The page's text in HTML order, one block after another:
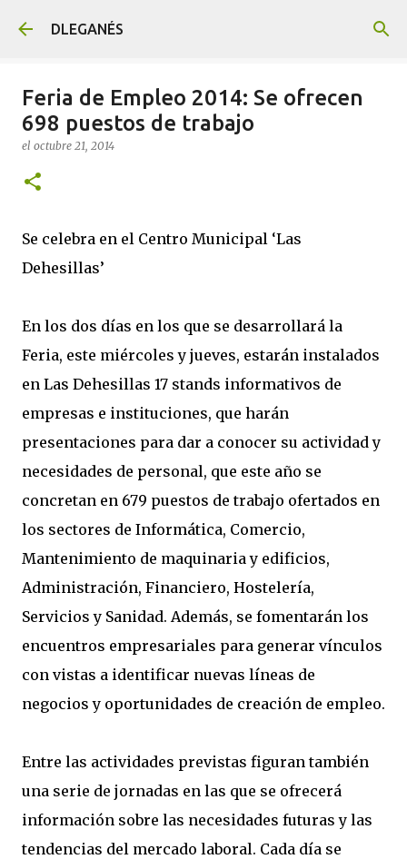
DLEGANÉS
Feria de Empleo 2014: Se ofrecen
698 puestos de trabajo
el octubre 21, 2014
Se celebra en el Centro Municipal ‘Las
Dehesillas’
En los dos días en los que se desarrollará la
Feria, este miércoles y jueves, estarán instalados
en Las Dehesillas 17 stands informativos de
empresas e instituciones, que harán
presentaciones para dar a conocer su actividad y
necesidades de personal, que este año se
concretan en 679 puestos de trabajo ofertados en
los sectores de Informática, Comercio,
Mantenimiento de maquinaria y edificios,
Administración, Financiero, Hostelería,
Servicios y Sanidad. Además, se fomentarán los
encuentros empresariales para generar vínculos
con vistas a identificar nuevas líneas de
negocios y oportunidades de creación de empleo.
Entre las actividades previstas figuran también
una serie de jornadas en las que se ofrecerá
información sobre las necesidades futuras y las
tendencias del mercado laboral. Cada día se